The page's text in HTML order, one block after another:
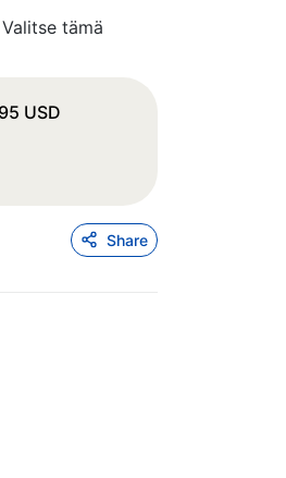
Valitse tämä
USD
Share